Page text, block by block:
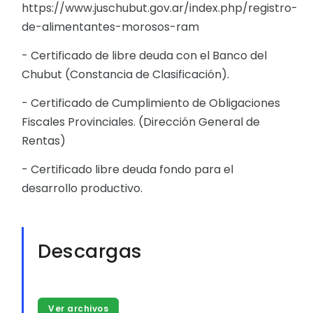
https://www.juschubut.gov.ar/index.php/registro-
de-alimentantes-morosos-ram
- Certificado de libre deuda con el Banco del
Chubut (Constancia de Clasificación).
- Certificado de Cumplimiento de Obligaciones
Fiscales Provinciales. (Dirección General de
Rentas)
- Certificado libre deuda fondo para el
desarrollo productivo.
Descargas
Ver archivos